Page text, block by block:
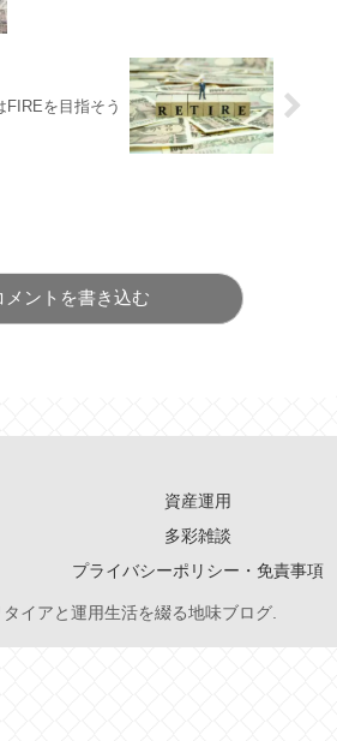
FIREを目指そう
メントを書き込む
資産運用
多彩雑談
プライバシーポリシー・免責事項
イアと運用生活を綴る地味ブログ.